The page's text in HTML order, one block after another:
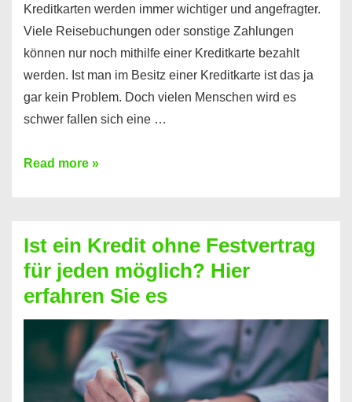
Kreditkarten werden immer wichtiger und angefragter.
Viele Reisebuchungen oder sonstige Zahlungen
können nur noch mithilfe einer Kreditkarte bezahlt
werden. Ist man im Besitz einer Kreditkarte ist das ja
gar kein Problem. Doch vielen Menschen wird es
schwer fallen sich eine …
Kreditkarte
Prepaid
ist
nicht
nur
für
Handy
Read more »
Ist ein Kredit ohne Festvertrag
für jeden möglich? Hier
erfahren Sie es